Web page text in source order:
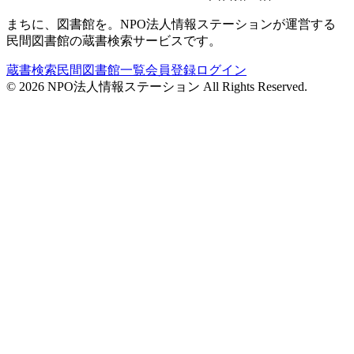
まちに、図書館を。NPO法人情報ステーションが運営する
民間図書館の蔵書検索サービスです。
蔵書検索民間図書館一覧会員登録ログイン
© 2026 NPO法人情報ステーション All Rights Reserved.